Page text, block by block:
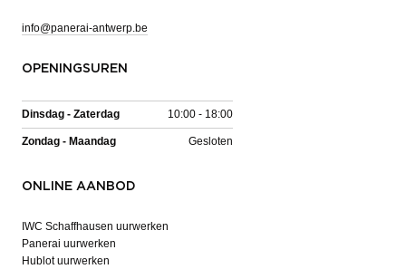
info@panerai-antwerp.be
OPENINGSUREN
Dinsdag - Zaterdag 10:00 - 18:00
Zondag - Maandag Gesloten
ONLINE AANBOD
IWC Schaffhausen uurwerken
Panerai uurwerken
Hublot uurwerken